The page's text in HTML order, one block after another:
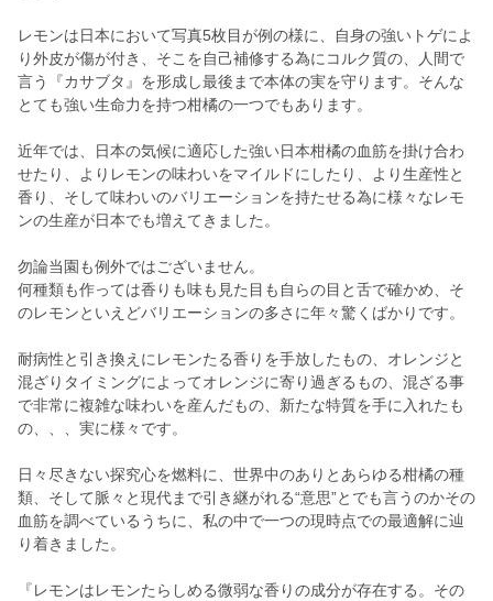
レモンは日本において写真5枚目が例の様に、自身の強いトゲによ
り外皮が傷が付き、そこを自己補修する為にコルク質の、人間で
言う『カサブタ』を形成し最後まで本体の実を守ります。そんな
とても強い生命力を持つ柑橘の一つでもあります。
近年では、日本の気候に適応した強い日本柑橘の血筋を掛け合わ
せたり、よりレモンの味わいをマイルドにしたり、より生産性と
香り、そして味わいのバリエーションを持たせる為に様々なレモ
ンの生産が日本でも増えてきました。
勿論当園も例外ではございません。
何種類も作っては香りも味も見た目も自らの目と舌で確かめ、そ
のレモンといえどバリエーションの多さに年々驚くばかりです。
耐病性と引き換えにレモンたる香りを手放したもの、オレンジと
混ざりタイミングによってオレンジに寄り過ぎるもの、混ざる事
で非常に複雑な味わいを産んだもの、新たな特質を手に入れたも
の、、、実に様々です。
日々尽きない探究心を燃料に、世界中のありとあらゆる柑橘の種
類、そして脈々と現代まで引き継がれる“意思”とでも言うのかその
血筋を調べているうちに、私の中で一つの現時点での最適解に辿
り着きました。
『レモンはレモンたらしめる微弱な香りの成分が存在する。その